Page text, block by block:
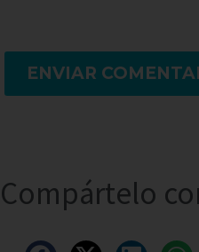
ENVIAR
Compártelo